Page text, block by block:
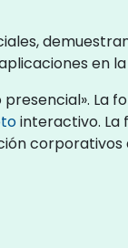
en la
La
interactivo. La
corporativos